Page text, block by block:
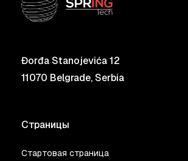
Đorđa Stanojevića 12
11070 Belgrade, Serbia
Страницы
Стартовая страница